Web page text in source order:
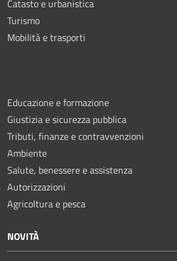
Catasto e urbanistica
Turismo
Mobilità e trasporti
Educazione e formazione
Giustizia e sicurezza pubblica
Tributi, finanze e contravvenzioni
Ambiente
Salute, benessere e assistenza
Autorizzazioni
Agricoltura e pesca
NOVITÀ